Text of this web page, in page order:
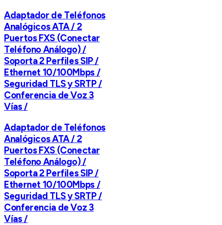
Adaptador de Teléfonos
Analógicos ATA / 2
Puertos FXS (Conectar
Teléfono Análogo) /
Soporta 2 Perfiles SIP /
Ethernet 10/100Mbps /
Seguridad TLS y SRTP /
Conferencia de Voz 3
Vías /
Adaptador de Teléfonos
Analógicos ATA / 2
Puertos FXS (Conectar
Teléfono Análogo) /
Soporta 2 Perfiles SIP /
Ethernet 10/100Mbps /
Seguridad TLS y SRTP /
Conferencia de Voz 3
Vías /